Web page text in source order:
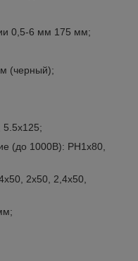
0,5-6 мм 175 мм;
(черный);
5.5х125;
(до 1000В): РН1х80,
2х50, 2,4х50,